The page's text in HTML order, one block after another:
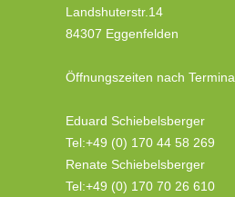
Landshuterstr.14
84307 Eggenfelden
Öffnungszeiten nach
Eduard Schiebelsberger
Tel:+49 (0) 170 44 58 269
Renate Schiebelsberger
Tel:+49 (0) 170 70 26 610